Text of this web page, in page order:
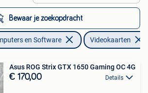
Bewaar je zoekopdracht
en Software Videokaarten
Asus ROG Strix GTX 1650 Gaming OC 4G
€ 170,00 Details